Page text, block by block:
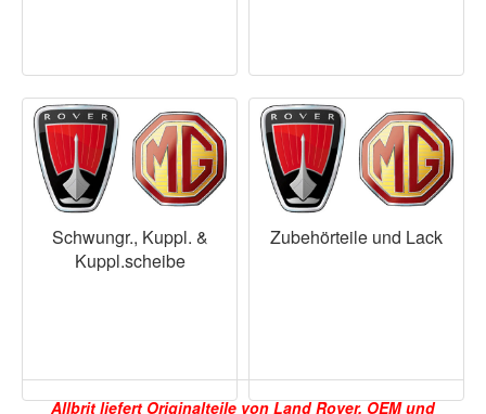
Schwungr., Kuppl. &
Kuppl.scheibe
Zubehörteile und Lack
Allbrit liefert Originalteile von Land Rover, OEM und